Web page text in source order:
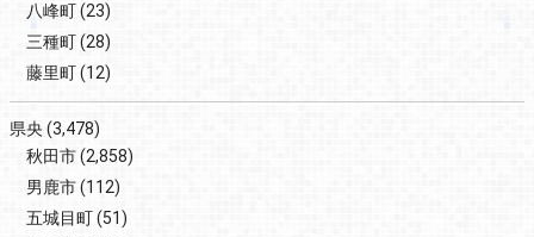
八峰町(23)
三種町(28)
藤里町(12)
県央(3,478)
秋田市(2,858)
男鹿市(112)
五城目町(51)